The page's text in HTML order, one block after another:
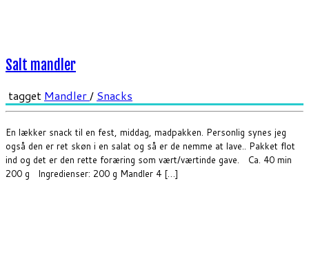
En lækker snack til en fest, middag, madpakken. Personlig synes jeg
også den er ret skøn i en salat og så er de nemme at lave.. Pakket flot
ind og det er den rette foræring som vært/værtinde gave. Ca. 40 min
200 g Ingredienser: 200 g Mandler 4 […]
Salt mandler
tagget Mandler/ Snacks